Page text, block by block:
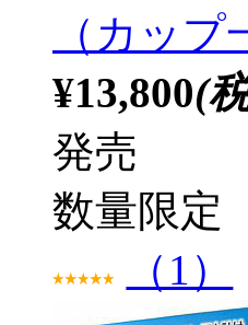
（カッ
¥13,800(
発売
数量限定
（1）